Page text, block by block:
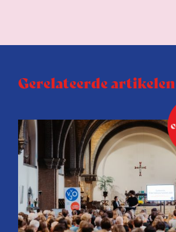
Gerelateerde artikelen